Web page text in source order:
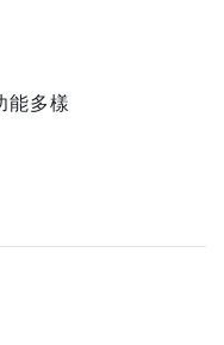
能多樣